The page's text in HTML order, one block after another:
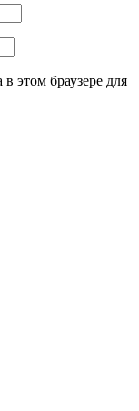
этом браузере для